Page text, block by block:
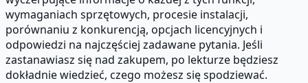
wymaganiach sprzętowych, procesie instalacji,
porównaniu z konkurencją, opcjach licencyjnych i
odpowiedzi na najczęściej zadawane pytania. Jeśli
zastanawiasz się nad zakupem, po lekturze będziesz
dokładnie wiedzieć, czego możesz się spodziewać.